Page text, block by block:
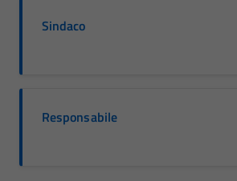
Sindaco
Responsabile